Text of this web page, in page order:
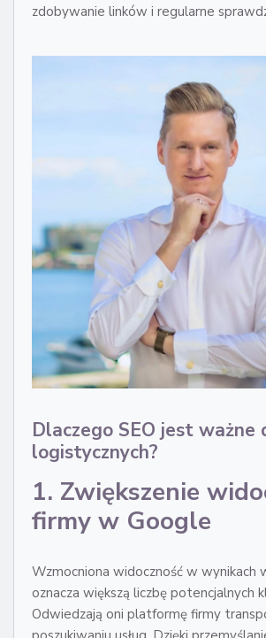
zdobywanie linków i regularne
Dlaczego SEO jest ważne
logistycznych?
1. Zwiększenie
firmy w Google
Wzmocniona widoczność w wynikach
oznacza większą liczbę potencjalnych
Odwiedzają oni platformę firmy